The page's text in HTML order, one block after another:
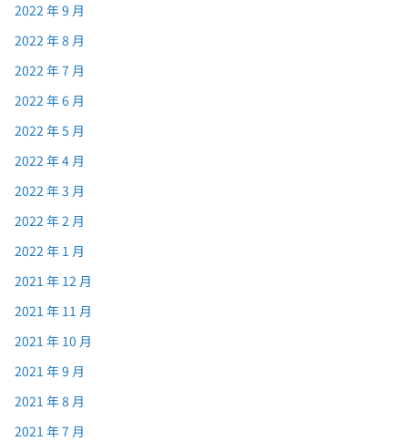
2022 年 9 月
2022 年 8 月
2022 年 7 月
2022 年 6 月
2022 年 5 月
2022 年 4 月
2022 年 3 月
2022 年 2 月
2022 年 1 月
2021 年 12 月
2021 年 11 月
2021 年 10 月
2021 年 9 月
2021 年 8 月
2021 年 7 月